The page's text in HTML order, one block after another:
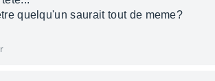
quelqu'un saurait tout de meme?